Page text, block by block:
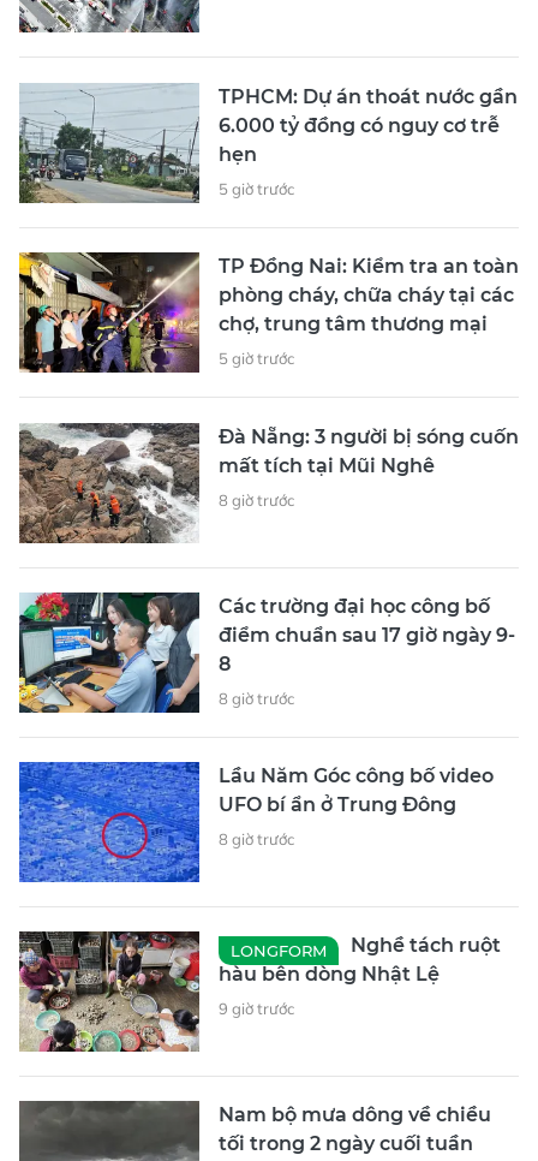
TPHCM: Dự án thoát nước gần
6.000 tỷ đồng có nguy cơ trễ
hẹn
5 giờ trước
TP Đồng Nai: Kiểm tra an toàn
phòng cháy, chữa cháy tại các
chợ, trung tâm thương mại
5 giờ trước
Đà Nẵng: 3 người bị sóng cuốn
mất tích tại Mũi Nghê
8 giờ trước
Các trường đại học công bố
điểm chuẩn sau 17 giờ ngày 9-
8
8 giờ trước
Lầu Năm Góc công bố video
UFO bí ẩn ở Trung Đông
8 giờ trước
LONGFORM
Nghề tách ruột
hàu bên dòng Nhật Lệ
9 giờ trước
Nam bộ mưa dông về chiều
tối trong 2 ngày cuối tuần